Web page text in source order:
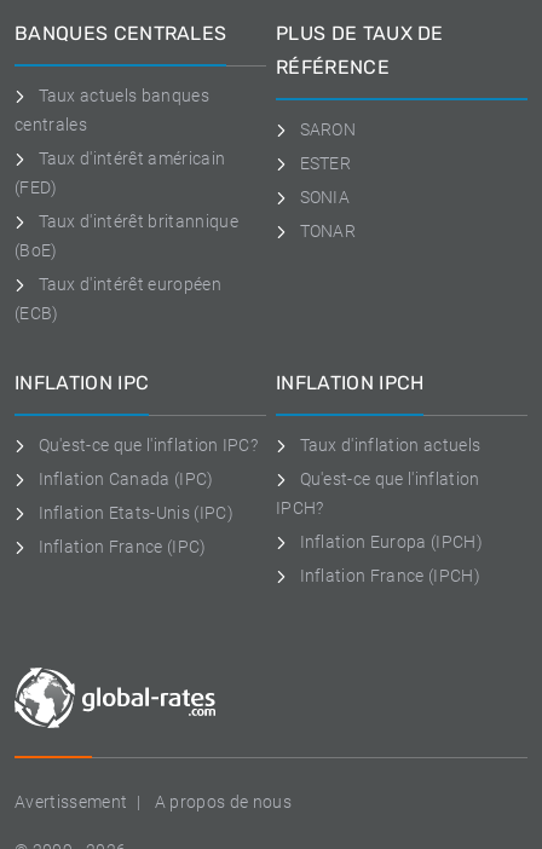
Avertissement A propos de nous
BANQUES CENTRALES
Taux actuels banques
centrales
Taux d'intérêt américain
(FED)
Taux d'intérêt britannique
(BoE)
Taux d'intérêt européen
(ECB)
PLUS DE TAUX DE
RÉFÉRENCE
SARON
ESTER
SONIA
TONAR
INFLATION IPC
Qu'est-ce que l'inflation IPC?
Inflation Canada (IPC)
Inflation Etats-Unis (IPC)
Inflation France (IPC)
INFLATION IPCH
Taux d'inflation actuels
Qu'est-ce que l'inflation
IPCH?
Inflation Europa (IPCH)
Inflation France (IPCH)